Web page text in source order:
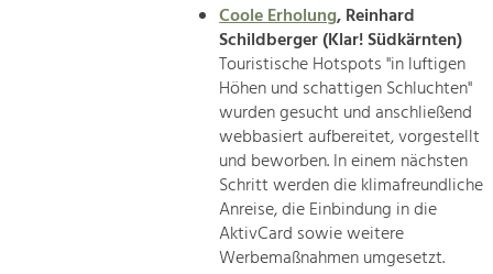
Equality, Youth and Integration.
Mobility & Energy
Climate Change, Public Transport and
Increase in Regional Value Added.
Coole Erholung, Reinhard
Schildberger (Klar! Südkärnten)
Touristische Hotspots "in luftigen
Höhen und schattigen Schluchten"
wurden gesucht und anschließend
webbasiert aufbereitet, vorgestellt
und beworben. In einem nächsten
Schritt werden die klimafreundliche
Anreise, die Einbindung in die
AktivCard sowie weitere
Werbemaßnahmen umgesetzt.